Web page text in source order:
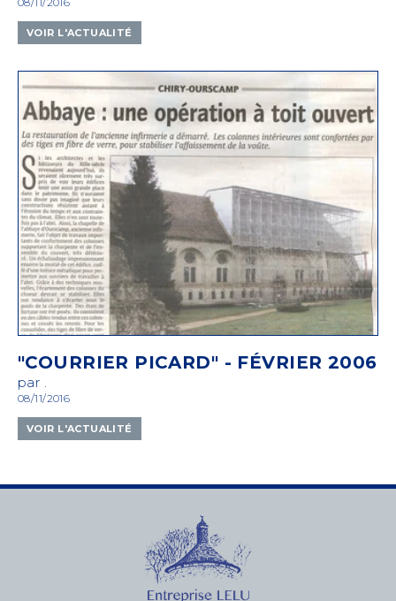
VOIR L'ACTUALITÉ
"COURRIER PICARD" - FÉVRIER 2006
par .
08/11/2016
VOIR L'ACTUALITÉ